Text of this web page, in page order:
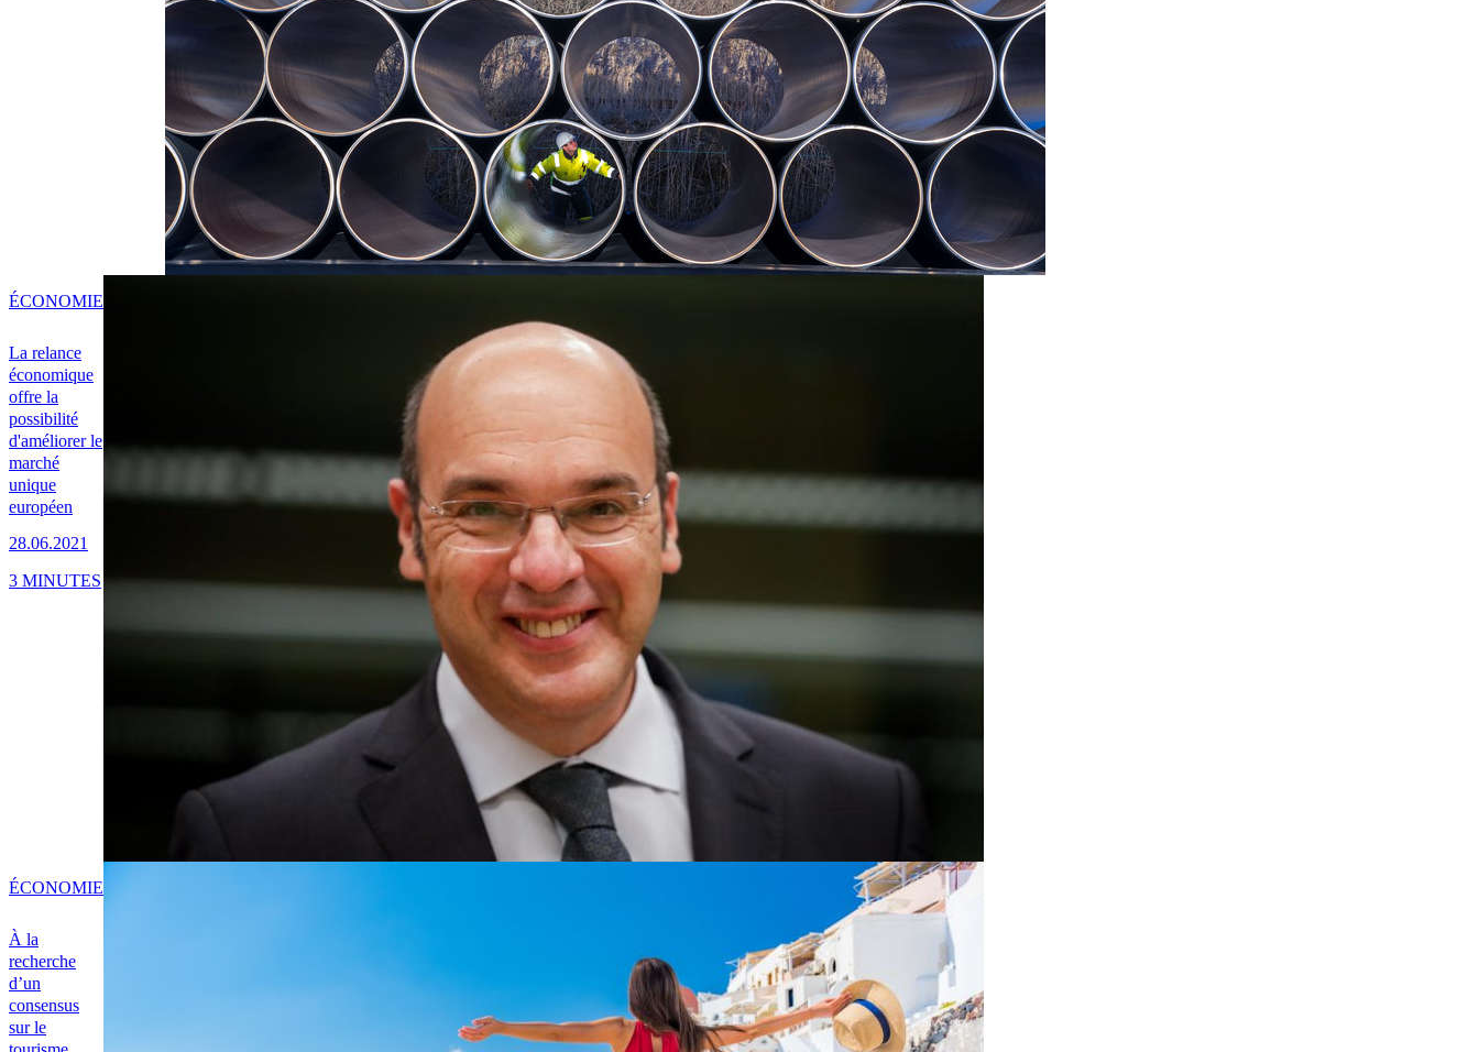
La relance
économique
offre la
possibilité
d'améliorer le
marché
unique
européen
28.06.2021
ÉCONOMIE
3 MINUTES
À la
recherche
d’un
consensus
sur le
ÉCONOMIE